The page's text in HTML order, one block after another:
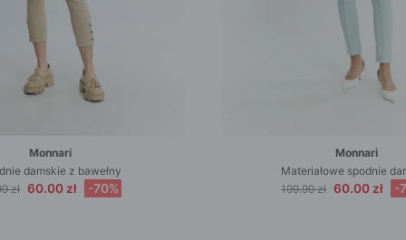
Monnari
damskie z bawełny
zł 60.00 zł -70%
Monnari
Materiałowe spodnie
199.99 zł 60.00 zł -